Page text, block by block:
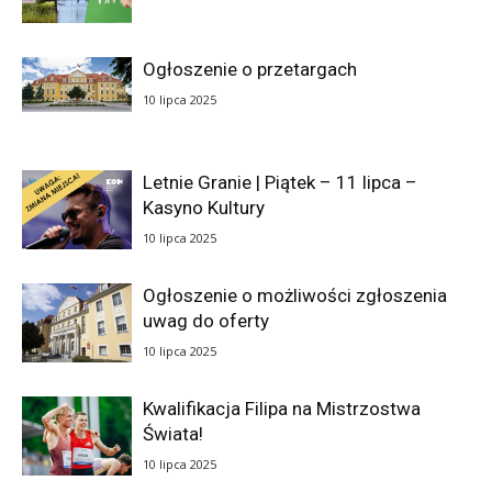
Ogłoszenie o przetargach
10 lipca 2025
Letnie Granie | Piątek – 11 lipca –
Kasyno Kultury
10 lipca 2025
Ogłoszenie o możliwości zgłoszenia
uwag do oferty
10 lipca 2025
Kwalifikacja Filipa na Mistrzostwa
Świata!
10 lipca 2025